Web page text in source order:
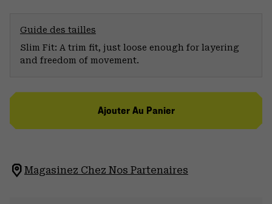
Guide des tailles
Slim Fit: A trim fit, just loose enough for layering
and freedom of movement.
Ajouter Au Panier
Magasinez Chez Nos Partenaires